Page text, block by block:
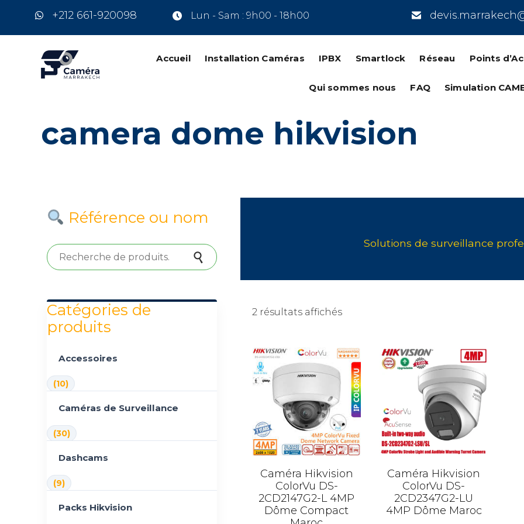
+212 661-920098 Lun - Sam : 9h00 - 18h00
Accueil Installation Caméras IPBX Smartlock Réseau Points
Qui sommes nous FAQ Simulation
camera dome hikvision
2 résultats affichés
Caméra Hikvision
ColorVu DS-
2CD2147G2-L 4MP
Dôme Compact
Caméra Hikvision
ColorVu DS-
2CD2347G2-LU
4MP Dôme Maroc
Référence ou nom
Recherche pour :
Recherche
Catégories de
produits
Accessoires
(10)
Caméras de Surveillance
(30)
Dashcams
(9)
Packs Hikvision